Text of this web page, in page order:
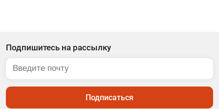
Подпишитесь на рассылку
Подписаться